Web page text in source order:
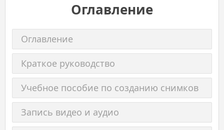
Оглавление
Оглавление
Краткое руководство
Учебное пособие по созданию снимков
Запись видео и аудио